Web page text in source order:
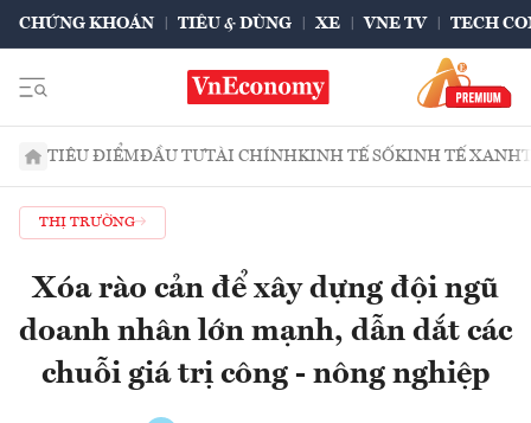
CHỨNG KHOÁN TIÊU & DÙNG XE VNE TV TECH
TIÊU ĐIỂMĐẦU TƯTÀI CHÍNHKINH TẾ SỐKINH TẾ XANH
THỊ TRƯỜNG
Xóa rào cản để xây dựng đội ngũ
doanh nhân lớn mạnh, dẫn dắt các
chuỗi giá trị công - nông nghiệp